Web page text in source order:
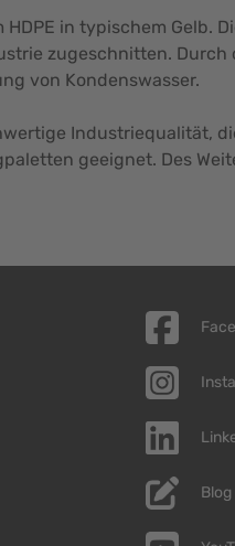
in typischem Gelb.
zugeschnitten.
von Kondenswasser.
Industriequalität,
geeignet. Des
Blog